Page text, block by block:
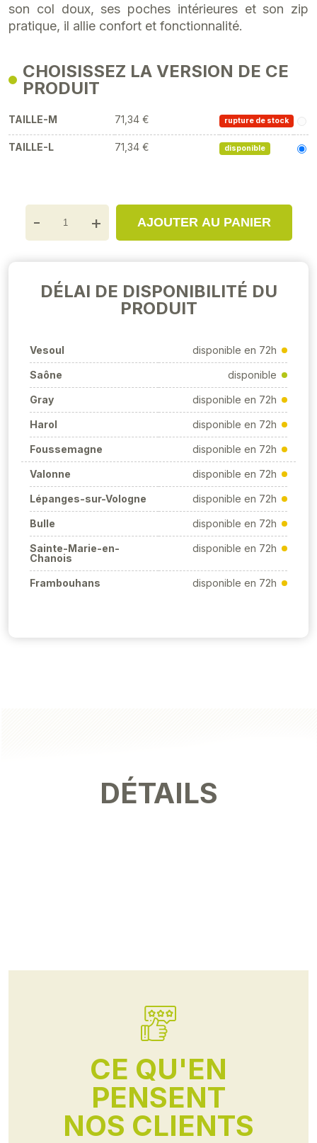
son col doux, ses poches intérieures et son zip
pratique, il allie confort et fonctionnalité.
CHOISISSEZ LA VERSION DE CE
PRODUIT
TAILLE-M 71,34 € rupture de stock
TAILLE-L 71,34 € disponible
- + AJOUTER AU PANIER
DÉLAI DE DISPONIBILITÉ DU
PRODUIT
Vesoul disponible en 72h
Saône disponible
Gray disponible en 72h
Harol disponible en 72h
Foussemagne disponible en 72h
Valonne disponible en 72h
Lépanges-sur-Vologne disponible en 72h
Bulle disponible en 72h
Sainte-Marie-en-
Chanois
disponible en 72h
Frambouhans disponible en 72h
DÉTAILS
CE QU'EN
PENSENT
NOS CLIENTS